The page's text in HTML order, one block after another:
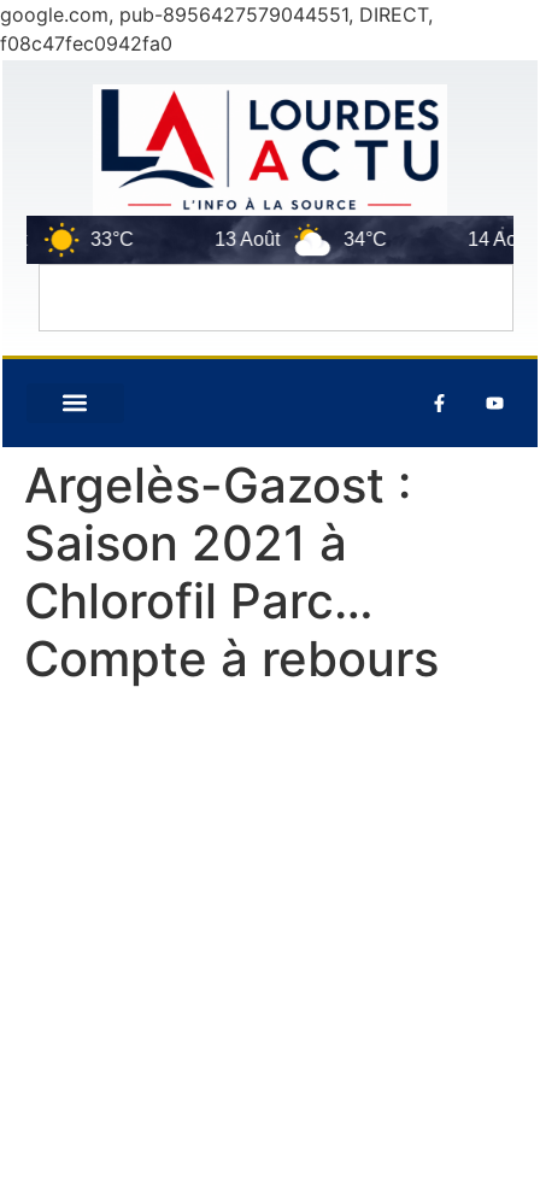
google.com, pub-8956427579044551, DIRECT,
f08c47fec0942fa0
33°C 13 Août 34°C 14 Août
Argelès-Gazost :
Saison 2021 à
Chlorofil Parc…
Compte à rebours